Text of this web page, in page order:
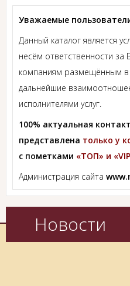
Уважаемые
Данный каталог является
несём ответственности
компаниям размещённым в
дальнейшие
исполнителями услуг.
100% актуальная
представлена только у
с пометками «ТОП» и
Администрация сайта
Новости